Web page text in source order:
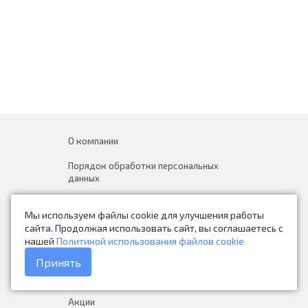
Мы используем файлы cookie для улучшения работы
сайта. Продолжая использовать сайт, вы соглашаетесь с
нашей Политикой использования файлов cookie
Принять
О компании
Порядок обработки персональных
данных
Контакты
Каталог товаров
Доставка и оплата
Акции